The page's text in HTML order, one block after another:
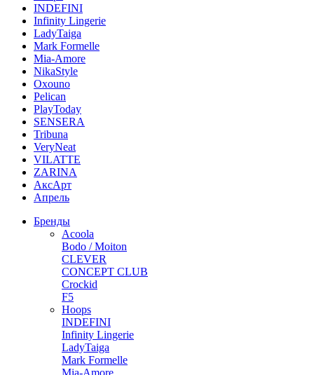
INDEFINI
Infinity Lingerie
LadyTaiga
Mark Formelle
Mia-Amore
NikaStyle
Oxouno
Pelican
PlayToday
SENSERA
Tribuna
VeryNeat
VILATTE
ZARINA
АксАрт
Апрель
Бренды
Acoola
Bodo / Moiton
CLEVER
CONCEPT CLUB
Crockid
F5
Hoops
INDEFINI
Infinity Lingerie
LadyTaiga
Mark Formelle
Mia-Amore